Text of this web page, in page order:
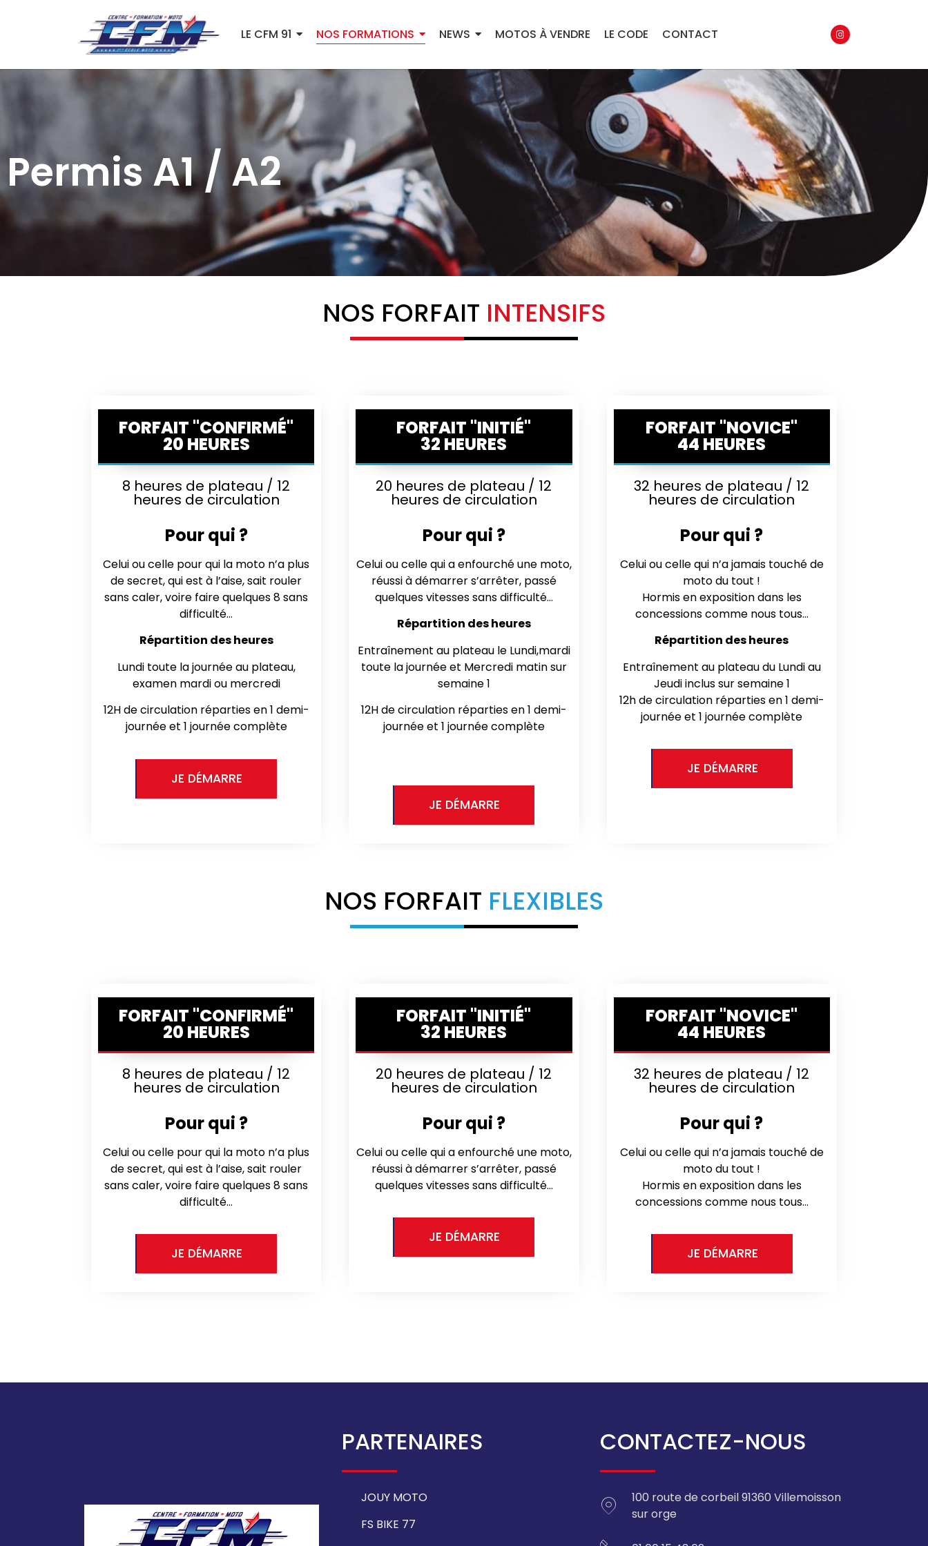
LE CFM 91 NOS FORMATIONS NEWS MOTOS À VENDRE LE CODE CONTACT
Permis A1 / A2
NOS FORFAIT INTENSIFS
FORFAIT "CONFIRMÉ"
20 HEURES
8 heures de plateau / 12
heures de circulation
Pour qui ?
Celui ou celle pour qui la moto n’a plus
de secret, qui est à l’aise, sait rouler
sans caler, voire faire quelques 8 sans
difficulté…
Répartition des heures
Lundi toute la journée au plateau,
examen mardi ou mercredi
12H de circulation réparties en 1 demi-
journée et 1 journée complète
JE DÉMARRE
FORFAIT "INITIÉ"
32 HEURES
20 heures de plateau / 12
heures de circulation
Pour qui ?
Celui ou celle qui a enfourché une moto,
réussi à démarrer s’arrêter, passé
quelques vitesses sans difficulté…
Répartition des heures
Entraînement au plateau le Lundi,mardi
toute la journée et Mercredi matin sur
semaine 1
12H de circulation réparties en 1 demi-
journée et 1 journée complète
JE DÉMARRE
FORFAIT "NOVICE"
44 HEURES
32 heures de plateau / 12
heures de circulation
Pour qui ?
Celui ou celle qui n’a jamais touché de
moto du tout !
Hormis en exposition dans les
concessions comme nous tous…
Répartition des heures
Entraînement au plateau du Lundi au
Jeudi inclus sur semaine 1
12h de circulation réparties en 1 demi-
journée et 1 journée complète
JE DÉMARRE
NOS FORFAIT FLEXIBLES
FORFAIT "CONFIRMÉ"
20 HEURES
8 heures de plateau / 12
heures de circulation
Pour qui ?
Celui ou celle pour qui la moto n’a plus
de secret, qui est à l’aise, sait rouler
sans caler, voire faire quelques 8 sans
difficulté…
JE DÉMARRE
FORFAIT "INITIÉ"
32 HEURES
20 heures de plateau / 12
heures de circulation
Pour qui ?
Celui ou celle qui a enfourché une moto,
réussi à démarrer s’arrêter, passé
quelques vitesses sans difficulté…
JE DÉMARRE
FORFAIT "NOVICE"
44 HEURES
32 heures de plateau / 12
heures de circulation
Pour qui ?
Celui ou celle qui n’a jamais touché de
moto du tout !
Hormis en exposition dans les
concessions comme nous tous…
JE DÉMARRE
PARTENAIRES
JOUY MOTO
FS BIKE 77
CONTACTEZ-NOUS
100 route de corbeil 91360 Villemoisson
sur orge